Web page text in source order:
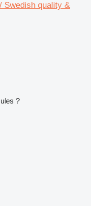
Swedish quality &
?